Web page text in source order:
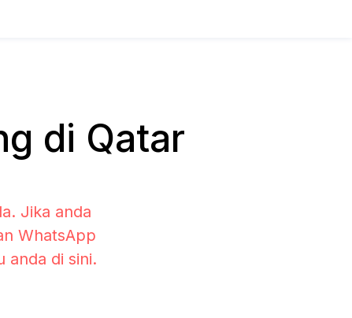
di Qatar
Jika anda
WhatsApp
anda di sini.